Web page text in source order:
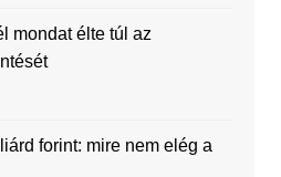
mondat élte túl az
forint: mire nem elég a